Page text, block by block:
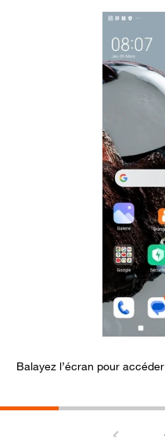
Balayez l’écran pour